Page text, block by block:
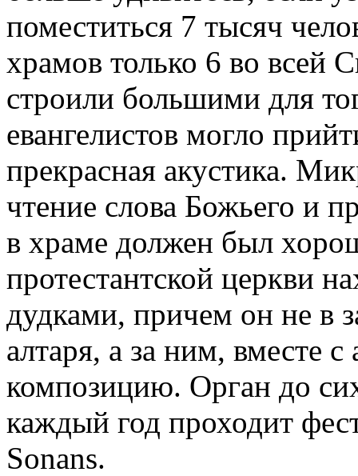
поместиться 7 тысяч
храмов только 6 во всей
строили большими для
евангелистов могло
прекрасная акустика.
чтение слова Божьего и
в храме должен был
протестантской церкви
дудками, причем он не в
алтаря, а за ним, вместе
композицию. Орган до
каждый год проходит
Sonans.